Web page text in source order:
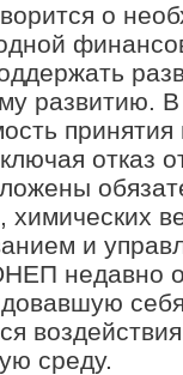
о
развитию.
отказ
химических
и
недавно
среду.